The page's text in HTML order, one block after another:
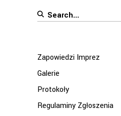
Search
Zapowiedzi Imprez
Galerie
Protokoły
Regulaminy Zgłoszenia